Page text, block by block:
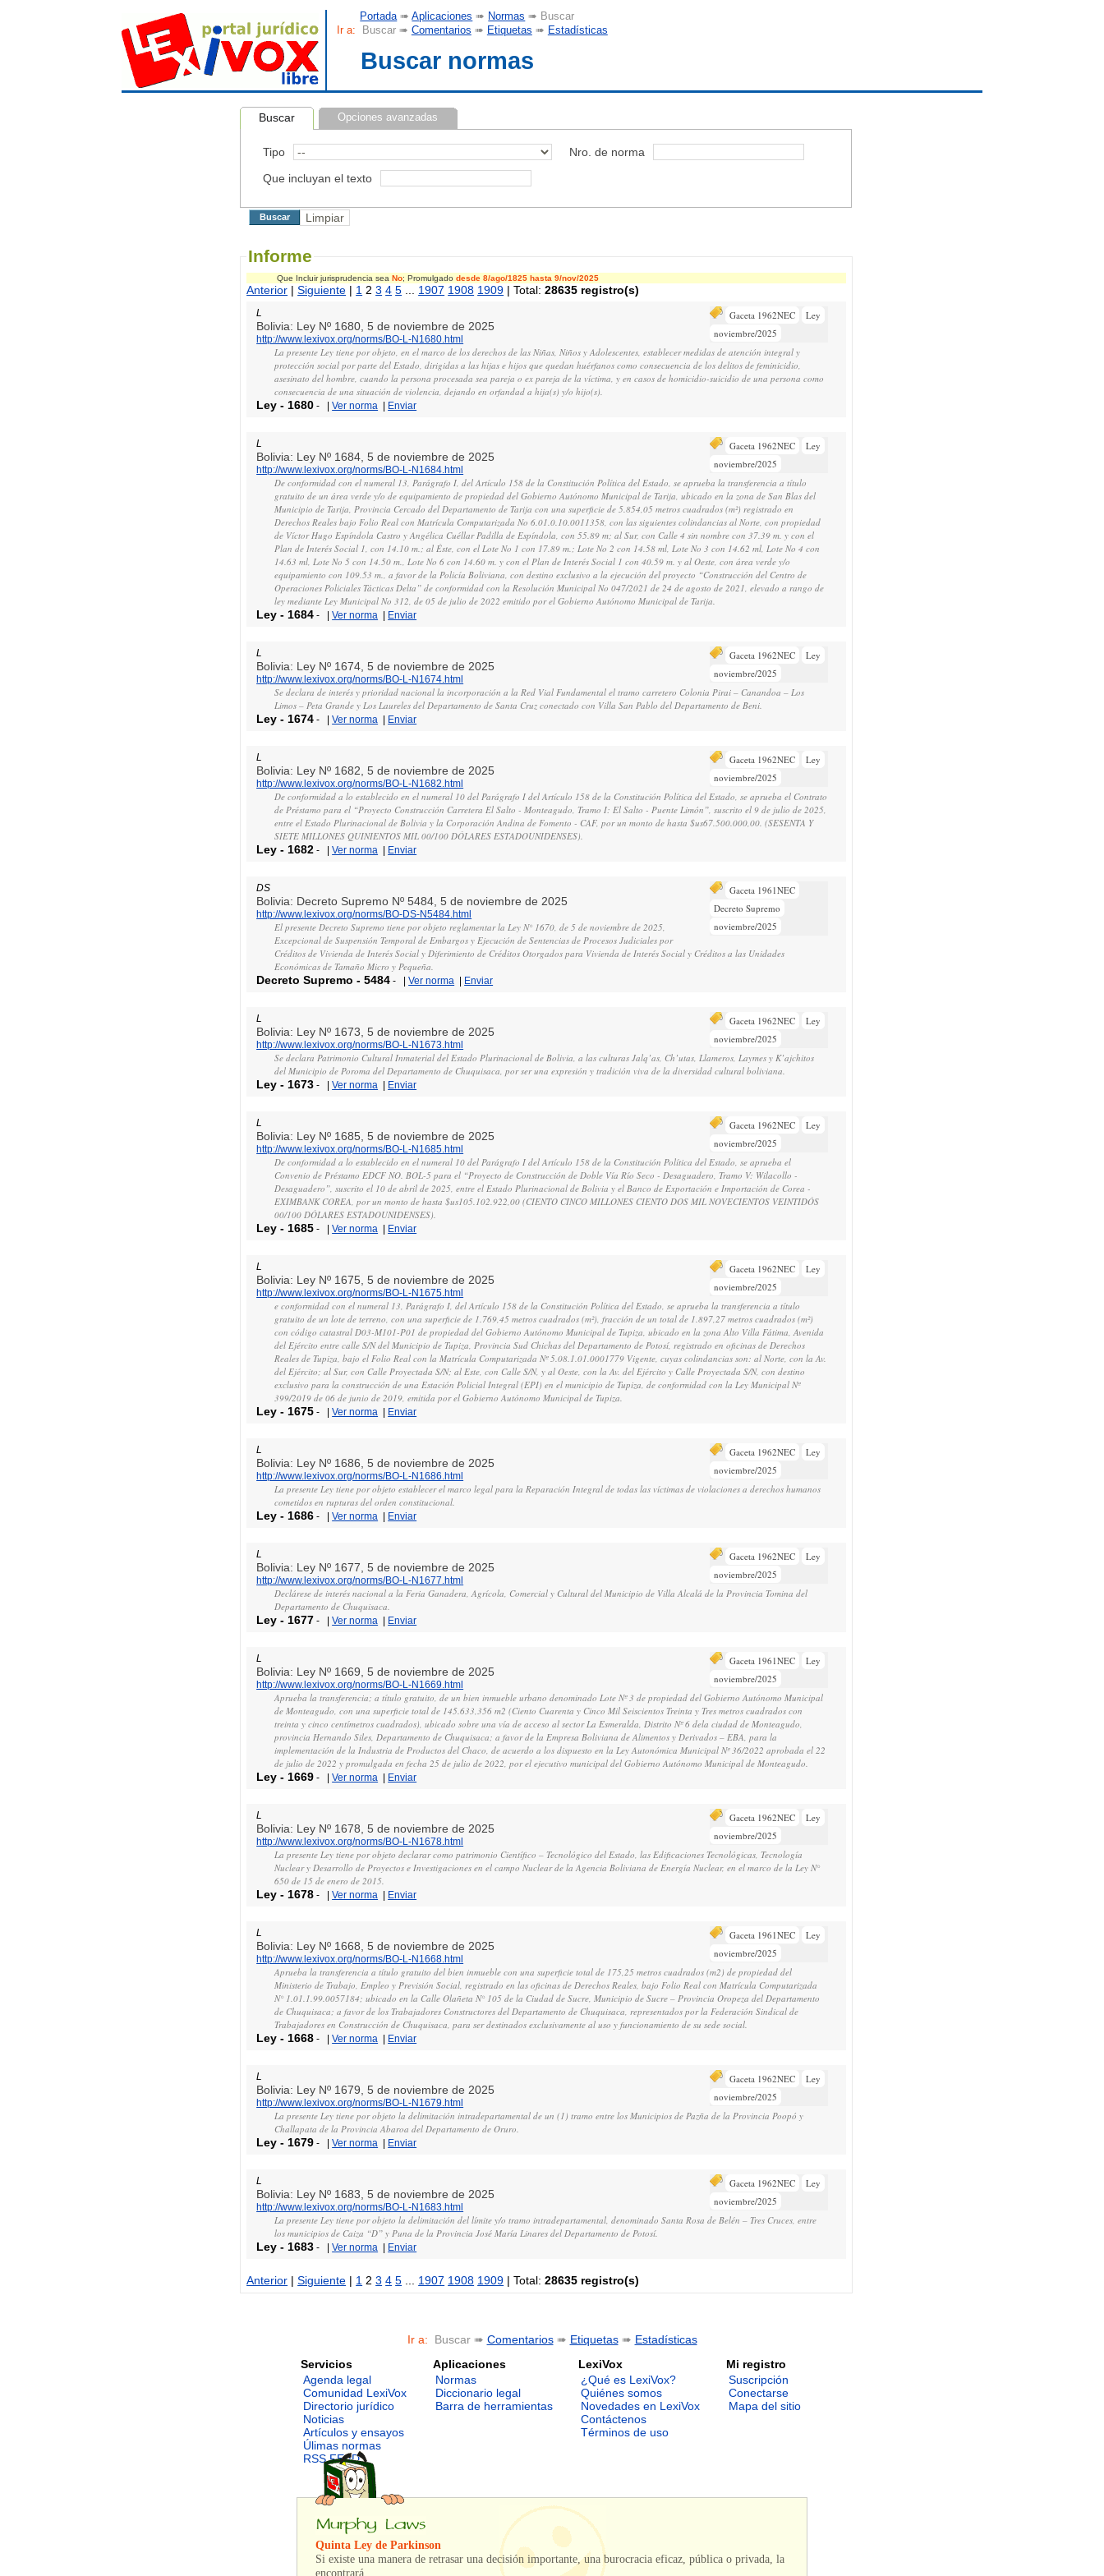
Portada ➠Aplicaciones ➠ Normas ➠ Buscar
Ir a: Buscar ➠ Comentarios ➠ Etiquetas ➠ Estadísticas
Buscar normas
Buscar Opciones avanzadas
Tipo Nro. de norma
Que incluyan el texto
Informe
Que Incluir jurisprudencia sea No; Promulgado desde 8/ago/1825 hasta 9/nov/2025
Anterior |Siguiente | 1 23 4 5 1907 1908 1909 | Total:28635 registro(s)
L Gaceta 1962NEC
Ley
noviembre/2025
Bolivia: Ley Nº 1680, 5 de noviembre de 2025
http://www.lexivox.org/norms/BO-L-N1680.html
La presente Ley tiene por objeto, en el marco de los derechos de las Niñas, Niños y Adolescentes, establecer medidas de atención integral y
protección social por parte del Estado, dirigidas a las hijas e hijos que quedan huérfanos como consecuencia de los delitos de feminicidio,
asesinato del hombre, cuando la persona procesada sea pareja o ex pareja de la víctima, y en casos de homicidio-suicidio de una persona como
consecuencia de una situación de violencia, dejando en orfandad a hija(s) y/o hijo(s).
Ley - 1680 - |Ver norma Enviar
L Gaceta 1962NEC
Ley
noviembre/2025
Bolivia: Ley Nº 1684, 5 de noviembre de 2025
http://www.lexivox.org/norms/BO-L-N1684.html
De conformidad con el numeral 13, Parágrafo I, del Artículo 158 de la Constitución Política del Estado, se aprueba la transferencia a título
gratuito de un área verde y/o de equipamiento de propiedad del Gobierno Autónomo Municipal de Tarija, ubicado en la zona de San Blas del
Municipio de Tarija, Provincia Cercado del Departamento de Tarija con una superficie de 5.854,05 metros cuadrados (m²) registrado en
Derechos Reales bajo Folio Real con Matrícula Computarizada No 6.01.0.10.0011358, con las siguientes colindancias al Norte, con propiedad
de Víctor Hugo Espíndola Castro y Angélica Cuéllar Padilla de Espíndola, con 55.89 m; al Sur, con Calle 4 sin nombre con 37.39 m. y con el
Plan de Interés Social 1, con 14.10 m.; al Éste, con el Lote No 1 con 17.89 m.; Lote No 2 con 14.58 ml, Lote No 3 con 14.62 ml, Lote No 4 con
14.63 ml, Lote No 5 con 14.50 m., Lote No 6 con 14.60 m. y con el Plan de Interés Social 1 con 40.59 m. y al Oeste, con área verde y/o
equipamiento con 109.53 m., a favor de la Policía Boliviana, con destino exclusivo a la ejecución del proyecto “Construcción del Centro de
Operaciones Policiales Tácticas Delta” de conformidad con la Resolución Municipal No 047/2021 de 24 de agosto de 2021, elevado a rango de
ley mediante Ley Municipal No 312, de 05 de julio de 2022 emitido por el Gobierno Autónomo Municipal de Tarija.
Ley - 1684 - |Ver norma Enviar
L Gaceta 1962NEC
Ley
noviembre/2025
Bolivia: Ley Nº 1674, 5 de noviembre de 2025
http://www.lexivox.org/norms/BO-L-N1674.html
Se declara de interés y prioridad nacional la incorporación a la Red Vial Fundamental el tramo carretero Colonia Pirai – Canandoa – Los
Limos – Peta Grande y Los Laureles del Departamento de Santa Cruz conectado con Villa San Pablo del Departamento de Beni.
Ley - 1674 - |Ver norma Enviar
L Gaceta 1962NEC
Ley
noviembre/2025
Bolivia: Ley Nº 1682, 5 de noviembre de 2025
http://www.lexivox.org/norms/BO-L-N1682.html
De conformidad a lo establecido en el numeral 10 del Parágrafo I del Artículo 158 de la Constitución Política del Estado, se aprueba el Contrato
de Préstamo para el “Proyecto Construcción Carretera El Salto - Monteagudo, Tramo I: El Salto - Puente Limón”, suscrito el 9 de julio de 2025,
entre el Estado Plurinacional de Bolivia y la Corporación Andina de Fomento - CAF, por un monto de hasta $us67.500.000,00.­ (SESENTA Y
SIETE MILLONES QUINIENTOS MIL 00/100 DÓLARES ESTADOUNIDENSES).
Ley - 1682 - |Ver norma Enviar
DS
Gaceta 1961NEC
Decreto Supremo
noviembre/2025
Bolivia: Decreto Supremo Nº 5484, 5 de noviembre de 2025
http://www.lexivox.org/norms/BO-DS-N5484.html
El presente Decreto Supremo tiene por objeto reglamentar la Ley N° 1670, de 5 de noviembre de 2025,
Excepcional de Suspensión Temporal de Embargos y Ejecución de Sentencias de Procesos Judiciales por
Créditos de Vivienda de Interés Social y Diferimiento de Créditos Otorgados para Vivienda de Interés Social y Créditos a las Unidades
Económicas de Tamaño Micro y Pequeña.
Decreto Supremo -5484 - |Ver norma Enviar
L Gaceta 1962NEC
Ley
noviembre/2025
Bolivia: Ley Nº 1673, 5 de noviembre de 2025
http://www.lexivox.org/norms/BO-L-N1673.html
Se declara Patrimonio Cultural Inmaterial del Estado Plurinacional de Bolivia, a las culturas Jalq’as, Ch’utas, Llameros, Laymes y K’ajchitos
del Municipio de Poroma del Departamento de Chuquisaca, por ser una expresión y tradición viva de la diversidad cultural boliviana.
Ley - 1673 - |Ver norma Enviar
L Gaceta 1962NEC
Ley
noviembre/2025
Bolivia: Ley Nº 1685, 5 de noviembre de 2025
http://www.lexivox.org/norms/BO-L-N1685.html
De conformidad a lo establecido en el numeral 10 del Parágrafo I del Artículo 158 de la Constitución Política del Estado, se aprueba el
Convenio de Préstamo EDCF NO. BOL-5 para el “Proyecto de Construcción de Doble Vía Río Seco - Desaguadero, Tramo V: Wilacollo -
Desaguadero”, suscrito el 10 de abril de 2025, entre el Estado Plurinacional de Bolivia y el Banco de Exportación e Importación de Corea -
EXIMBANK COREA, por un monto de hasta $us105.102.922,00 (CIENTO CINCO MILLONES CIENTO DOS MIL NOVECIENTOS VEINTIDÓS
00/100 DÓLARES ESTADOUNIDENSES).
Ley - 1685 - |Ver norma Enviar
L Gaceta 1962NEC
Ley
noviembre/2025
Bolivia: Ley Nº 1675, 5 de noviembre de 2025
http://www.lexivox.org/norms/BO-L-N1675.html
e conformidad con el numeral 13, Parágrafo I, del Artículo 158 de la Constitución Política del Estado, se aprueba la transferencia a título
gratuito de un lote de terreno, con una superficie de 1.769,45 metros cuadrados (m²), fracción de un total de 1.897,27 metros cuadrados (m²)
con código catastral D03-M101-P01 de propiedad del Gobierno Autónomo Municipal de Tupiza, ubicado en la zona Alto Villa Fátima, Avenida
del Ejército entre calle S/N del Municipio de Tupiza, Provincia Sud Chichas del Departamento de Potosí, registrado en oficinas de Derechos
Reales de Tupiza, bajo el Folio Real con la Matrícula Computarizada Nº 5.08.1.01.0001779 Vigente, cuyas colindancias son: al Norte, con la Av.
del Ejército; al Sur, con Calle Proyectada S/N; al Este, con Calle S/N, y al Oeste, con la Av. del Ejército y Calle Proyectada S/N, con destino
exclusivo para la construcción de una Estación Policial Integral (EPI) en el municipio de Tupiza, de conformidad con la Ley Municipal Nº
399/2019 de 06 de junio de 2019, emitida por el Gobierno Autónomo Municipal de Tupiza.
Ley - 1675 - |Ver norma Enviar
L Gaceta 1962NEC
Ley
noviembre/2025
Bolivia: Ley Nº 1686, 5 de noviembre de 2025
http://www.lexivox.org/norms/BO-L-N1686.html
La presente Ley tiene por objeto establecer el marco legal para la Reparación Integral de todas las víctimas de violaciones a derechos humanos
cometidos en rupturas del orden constitucional.
Ley - 1686 - |Ver norma Enviar
L Gaceta 1962NEC
Ley
noviembre/2025
Bolivia: Ley Nº 1677, 5 de noviembre de 2025
http://www.lexivox.org/norms/BO-L-N1677.html
Declárese de interés nacional a la Feria Ganadera, Agrícola, Comercial y Cultural del Municipio de Villa Alcalá de la Provincia Tomina del
Departamento de Chuquisaca.
Ley - 1677 - |Ver norma Enviar
L Gaceta 1961NEC
Ley
noviembre/2025
Bolivia: Ley Nº 1669, 5 de noviembre de 2025
http://www.lexivox.org/norms/BO-L-N1669.html
Aprueba la transferencia; a título gratuito, de un bien inmueble urbano denominado Lote Nº 3 de propiedad del Gobierno Autónomo Municipal
de Monteagudo, con una superficie total de 145.633,356 m2 (Ciento Cuarenta y Cinco Mil Seiscientos Treinta y Tres metros cuadrados con
treinta y cinco centímetros cuadrados), ubicado sobre una vía de acceso al sector La Esmeralda, Distrito Nº 6 dela ciudad de Monteagudo,
provincia Hernando Siles, Departamento de Chuquisaca; a favor de la Empresa Boliviana de Alimentos y Derivados – EBA, para la
implementación de la Industria de Productos del Chaco, de acuerdo a los dispuesto en la Ley Autonómica Municipal Nº 36/2022 aprobada el 22
de julio de 2022 y promulgada en fecha 25 de julio de 2022, por el ejecutivo municipal del Gobierno Autónomo Municipal de Monteagudo.
Ley - 1669 - |Ver norma Enviar
L Gaceta 1962NEC
Ley
noviembre/2025
Bolivia: Ley Nº 1678, 5 de noviembre de 2025
http://www.lexivox.org/norms/BO-L-N1678.html
La presente Ley tiene por objeto declarar como patrimonio Científico – Tecnológico del Estado, las Edificaciones Tecnológicas, Tecnología
Nuclear y Desarrollo de Proyectos e Investigaciones en el campo Nuclear de la Agencia Boliviana de Energía Nuclear, en el marco de la Ley N°
650 de 15 de enero de 2015.
Ley - 1678 - |Ver norma Enviar
L Gaceta 1961NEC
Ley
noviembre/2025
Bolivia: Ley Nº 1668, 5 de noviembre de 2025
http://www.lexivox.org/norms/BO-L-N1668.html
Aprueba la transferencia a título gratuito del bien inmueble con una superficie total de 175,25 metros cuadrados (m2) de propiedad del
Ministerio de Trabajo, Empleo y Previsión Social, registrado en las oficinas de Derechos Reales, bajo Folio Real con Matrícula Computarizada
N° 1.01.1.99.0057184; ubicado en la Calle Olañeta N° 105 de la Ciudad de Sucre, Municipio de Sucre – Provincia Oropeza del Departamento
de Chuquisaca; a favor de los Trabajadores Constructores del Departamento de Chuquisaca, representados por la Federación Sindical de
Trabajadores en Construcción de Chuquisaca, para ser destinados exclusivamente al uso y funcionamiento de su sede social.
Ley - 1668 - |Ver norma Enviar
L Gaceta 1962NEC
Ley
noviembre/2025
Bolivia: Ley Nº 1679, 5 de noviembre de 2025
http://www.lexivox.org/norms/BO-L-N1679.html
La presente Ley tiene por objeto la delimitación intradepartamental de un (1) tramo entre los Municipios de Pazña de la Provincia Poopó y
Challapata de la Provincia Abaroa del Departamento de Oruro.
Ley - 1679 - |Ver norma Enviar
L Gaceta 1962NEC
Ley
noviembre/2025
Bolivia: Ley Nº 1683, 5 de noviembre de 2025
http://www.lexivox.org/norms/BO-L-N1683.html
La presente Ley tiene por objeto la delimitación del límite y/o tramo intradepartamental, denominado Santa Rosa de Belén – Tres Cruces, entre
los municipios de Caiza “D” y Puna de la Provincia José María Linares del Departamento de Potosí.
Ley - 1683 - |Ver norma Enviar
Anterior |Siguiente | 1 23 4 5 1907 1908 1909 | Total:28635 registro(s)
Ir a: Buscar ➠ Comentarios➠ Etiquetas➠ Estadísticas
Servicios
Agenda legal
Comunidad LexiVox
Directorio jurídico
Noticias
Artículos y ensayos
Úlimas normas
RSS FEED
Aplicaciones
Normas
Diccionario legal
Barra de herramientas
LexiVox
¿Qué es LexiVox?
Quiénes somos
Novedades en LexiVox
Contáctenos
Términos de uso
Mi registro
Suscripción
Conectarse
Mapa del sitio
Quinta Ley de Parkinson
Si existe una manera de retrasar una decisión importante, una burocracia eficaz, pública o privada, la
encontrará.